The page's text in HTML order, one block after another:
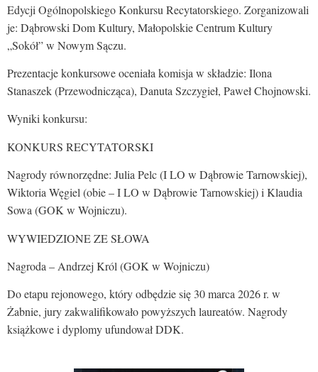
Edycji Ogólnopolskiego Konkursu Recytatorskiego. Zorganizowali
je: Dąbrowski Dom Kultury, Małopolskie Centrum Kultury
„Sokół” w Nowym Sączu.
Prezentacje konkursowe oceniała komisja w składzie: Ilona
Stanaszek (Przewodnicząca), Danuta Szczygieł, Paweł Chojnowski.
Wyniki konkursu:
KONKURS RECYTATORSKI
Nagrody równorzędne: Julia Pelc (I LO w Dąbrowie Tarnowskiej),
Wiktoria Węgiel (obie – I LO w Dąbrowie Tarnowskiej) i Klaudia
Sowa (GOK w Wojniczu).
WYWIEDZIONE ZE SŁOWA
Nagroda – Andrzej Król (GOK w Wojniczu)
Do etapu rejonowego, który odbędzie się 30 marca 2026 r. w
Żabnie, jury zakwalifikowało powyższych laureatów. Nagrody
książkowe i dyplomy ufundował DDK.